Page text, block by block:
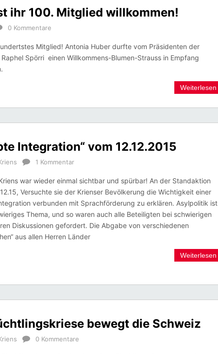
ihr 100. Mitglied willkommen!
0 Kommentare
Mitglied! Antonia Huber durfte vom Präsidenten der
Spörri einen Willkommens-Blumen-Strauss in Empfang
Weiterlesen
Integration“ vom 12.12.2015
1 Kommentar
war wieder einmal sichtbar und spürbar! An der Standaktion
Versuchte sie der Krienser Bevölkerung die Wichtigkeit einer
verbunden mit Sprachförderung zu erklären. Asylpolitik ist
Thema, und so waren auch alle Beteiligten bei schwierigen
Diskussionen gefordert. Die Abgabe von verschiedenen
aus allen Herren Länder
Weiterlesen
bewegt die Schweiz
0 Kommentare